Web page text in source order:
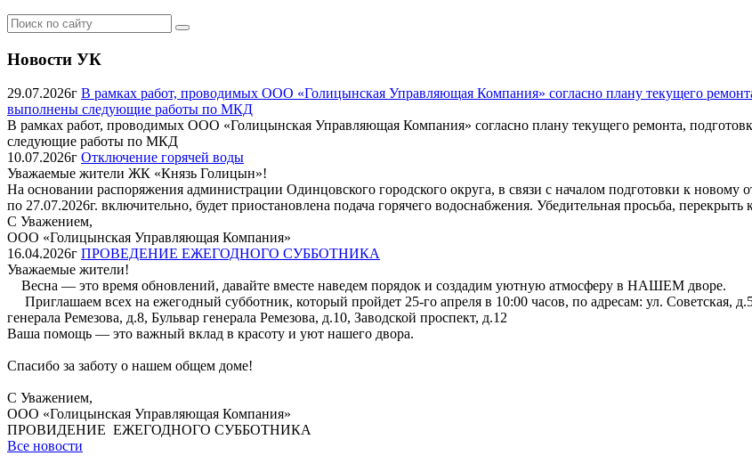
Новости УК
29.07.2026г В рамках работ, проводимых ООО «Голицынская Управляющая Компания» согласно плану текущего
выполнены следующие работы по МКД
В рамках работ, проводимых ООО «Голицынская Управляющая Компания» согласно плану текущего ремонта,
следующие работы по МКД
10.07.2026г Отключение горячей воды
Уважаемые жители ЖК «Князь Голицын»!
На основании распоряжения администрации Одинцовского городского округа, в связи с началом подготовки к новому
по 27.07.2026г. включительно, будет приостановлена подача горячего водоснабжения. Убедительная просьба,
С Уважением,
ООО «Голицынская Управляющая Компания»
16.04.2026г ПРОВЕДЕНИЕ ЕЖЕГОДНОГО СУББОТНИКА
Уважаемые жители!
Весна — это время обновлений, давайте вместе наведем порядок и создадим уютную атмосферу в НАШЕМ дворе.
Приглашаем всех на ежегодный субботник, который пройдет 25-го апреля в 10:00 часов, по адресам: ул. Советская,
генерала Ремезова, д.8, Бульвар генерала Ремезова, д.10, Заводской проспект, д.12
Ваша помощь — это важный вклад в красоту и уют нашего двора.
Спасибо за заботу о нашем общем доме!
С Уважением,
ООО «Голицынская Управляющая Компания»
ПРОВИДЕНИЕ ЕЖЕГОДНОГО СУББОТНИКА
Все новости